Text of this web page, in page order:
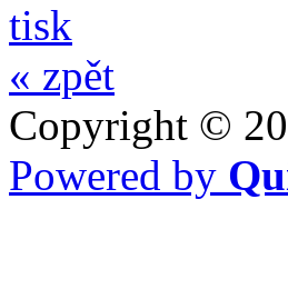
tisk
« zpět
Copyright ©
Powered by